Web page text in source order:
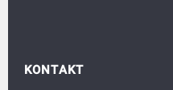
KONTAKT